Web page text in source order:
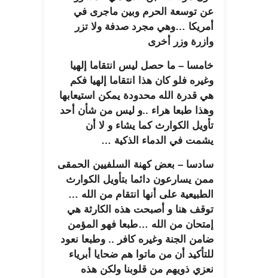
عن توسعة الحرم وبين ماجرى في
أمريكا …وهي مجرد صدفة ولا تزر
وازرة وزر أخرى
خامسا – ما حصل ليس انتقاما إلهيا
وغيره فلو كان هذا انتقاما إلهيا فكم
هي قدرة الله محدودة يمكن استيعابها
وهذا طبعا هراء ..و ليس من شأن أحد
تأويل الكوارث كما يشاء و لا أن
يشمت في الدماء الذكية …
سادسا – بعض كهنة السلفيين الحمقى
ممن يسارعون دائما بتأويل الكوارث
الطبيعية على أنها انتقام من الله …
توقف هنا و أصبحت هذه الكارثة هي
إمتحان من الله …طبعا فهو المؤمن
ضامن الجنة وغيره كافر .. وطبعا نعود
للتأكيد أن من ماتوا هم ضحايا أبرياء
نعزي ذويهم من قلوبنا ولكن هذه